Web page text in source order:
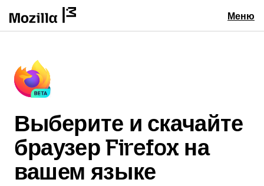
Меню
Выберите и скачайте
браузер Firefox на
вашем языке